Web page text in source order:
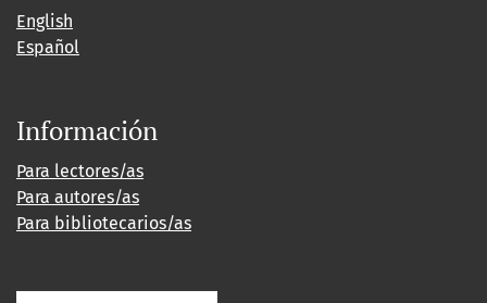
English
Español
Información
Para lectores/as
Para autores/as
Para bibliotecarios/as